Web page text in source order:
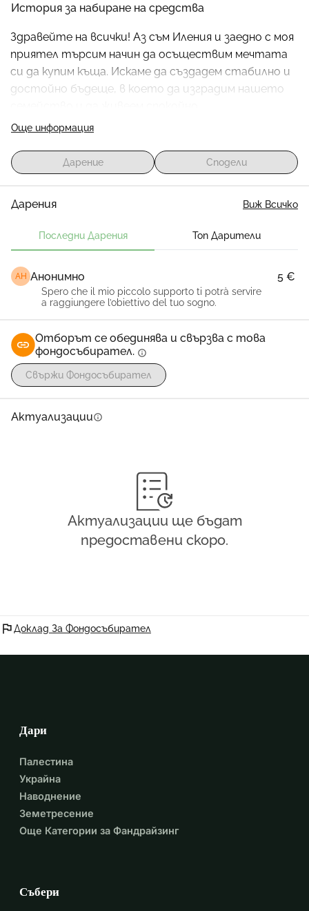
История за набиране на средства
Здравейте на всички! Аз съм Иления и заедно с моя
приятел търсим начин да осъществим мечтата
си да купим къща. Искаме да създадем стабилно и
достойно бъдеще, в което да изградим нашето
Нашата цел е да съберем 160 000 евро, за да
дългоочакван дом. Всеки принос, голям или малък,
ще ни приближи с една крачка повече към нашата
Ние сме изключително благодарни за вашата
важен етап в живота си.
Още информация
Дарение Сподели
Дарения Виж Всичко
Последни Дарения Топ Дарители
АН Анонимно 5 €
Spero che il mio piccolo supporto ti potrà servire
a raggiungere l’obiettivo del tuo sogno.
Отборът се обединява и свързва с това
фондосъбирател. info
Свържи Фондосъбирател
Актуализацииinfo
Актуализации ще бъдат
предоставени скоро.
flag Доклад За Фондосъбирател
Дари
Палестина
Украйна
Наводнение
Земетресение
Още Категории за Фандрайзинг
Събери